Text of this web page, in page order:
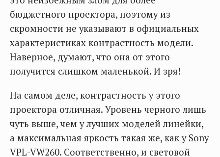
бюджетного проектора, поэтому из
скромности не указывают в официальных
характеристиках контрастность модели.
Наверное, думают, что она от этого
получится слишком маленькой. И зря!
На самом деле, контрастность у этого
проектора отличная. Уровень черного лишь
чуть выше, чем у лучших моделей линейки,
а максимальная яркость такая же, как у Sony
VPL-VW260. Соответственно, и световой